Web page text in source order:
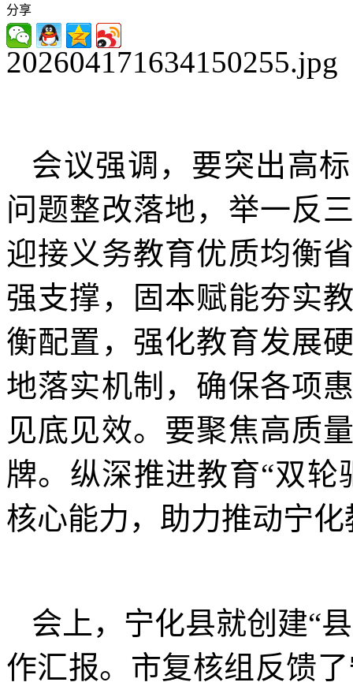
分享
会议强调，要突出高
问题整改落地，举一反
迎接义务教育优质均衡
强支撑，固本赋能夯实
衡配置，强化教育发展
地落实机制，确保各项
见底见效。要聚焦高质
牌。纵深推进教育“双
核心能力，助力推动宁
会上，宁化县就创建“
作汇报。市复核组反馈